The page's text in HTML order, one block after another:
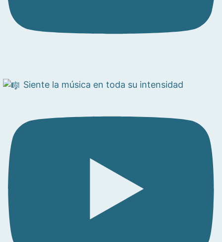
Siente la música en toda su intensidad